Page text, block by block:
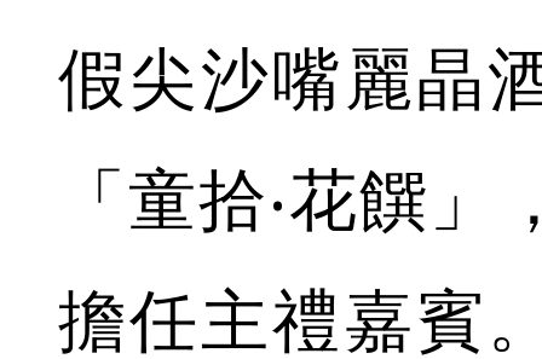
假尖沙嘴麗晶
「童拾‧花饌
擔任主禮嘉賓